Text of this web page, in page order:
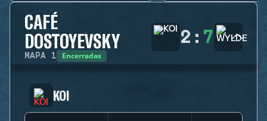
CAFÉ
DOSTOYEVSKY
MAPA 1 Encerradas
2 : 7
KOI